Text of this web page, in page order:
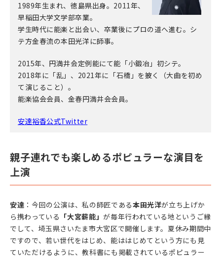
1989年生まれ、徳島県出身。2011年、
早稲田大学文学部卒業。
学生時代に能楽と出会い、卒業後にプロの道へ進む。シ
テ方金春流の本田光洋に師事。
2015年、円満井会定例能にて能「小鍛冶」初シテ。
2018年に「乱」、2021年に「石橋」を披く（大曲を初め
て演じること）。
能楽協会会員、金春円満井会会員。
安達裕香公式Twitter
親子連れでも楽しめるポピュラーな演目を
上演
安達 ：今回の公演は、私の師匠である本田光洋が立ち上げか
ら携わっている 「大宮薪能」が毎年行われている地というご縁
でして、埼玉県さいたま市大宮区で開催します。夏休み期間中
ですので、若い世代をはじめ、能ははじめてという方にも見
ていただけるように、教科書にも掲載されているポピュラー